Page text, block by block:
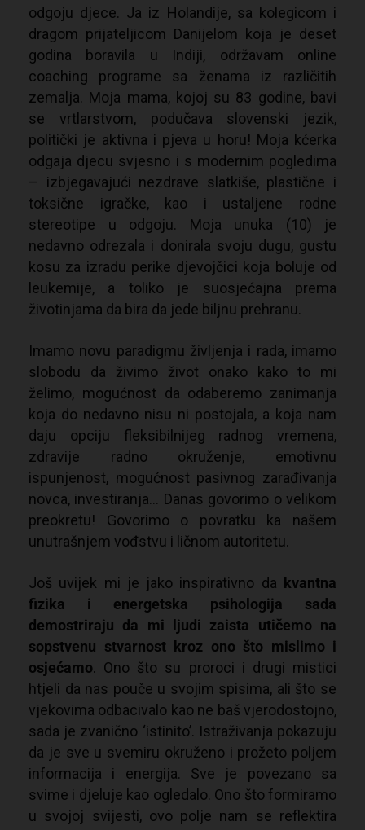
odgoju djece. Ja iz Holandije, sa kolegicom i
dragom prijateljicom Danijelom koja je deset
godina boravila u Indiji, održavam online
coaching programe sa ženama iz različitih
zemalja. Moja mama, kojoj su 83 godine, bavi
se vrtlarstvom, podučava slovenski jezik,
politički je aktivna i pjeva u horu! Moja kćerka
odgaja djecu svjesno i s modernim pogledima
– izbjegavajući nezdrave slatkiše, plastične i
toksične igračke, kao i ustaljene rodne
stereotipe u odgoju. Moja unuka (10) je
nedavno odrezala i donirala svoju dugu, gustu
kosu za izradu perike djevojčici koja boluje od
leukemije, a toliko je suosjećajna prema
životinjama da bira da jede biljnu prehranu.
Imamo novu paradigmu življenja i rada, imamo
slobodu da živimo život onako kako to mi
želimo, mogućnost da odaberemo zanimanja
koja do nedavno nisu ni postojala, a koja nam
daju opciju fleksibilnijeg radnog vremena,
zdravije radno okruženje, emotivnu
ispunjenost, mogućnost pasivnog zarađivanja
novca, investiranja… Danas govorimo o velikom
preokretu! Govorimo o povratku ka našem
unutrašnjem vođstvu i ličnom autoritetu.
Još uvijek mi je jako inspirativno da kvantna
fizika i energetska psihologija sada
demostriraju da mi ljudi zaista utičemo na
sopstvenu stvarnost kroz ono što mislimo i
osjećamo. Ono što su proroci i drugi mistici
htjeli da nas pouče u svojim spisima, ali što se
vjekovima odbacivalo kao ne baš vjerodostojno,
sada je zvanično ‘istinito’. Istraživanja pokazuju
da je sve u svemiru okruženo i prožeto poljem
informacija i energija. Sve je povezano sa
svime i djeluje kao ogledalo. Ono što formiramo
u svojoj svijesti, ovo polje nam se reflektira